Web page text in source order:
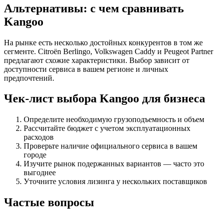
Альтернативы: с чем сравнивать
Kangoo
На рынке есть несколько достойных конкурентов в том же
сегменте. Citroën Berlingo, Volkswagen Caddy и Peugeot Partner
предлагают схожие характеристики. Выбор зависит от
доступности сервиса в вашем регионе и личных
предпочтений.
Чек-лист выбора Kangoo для бизнеса
Определите необходимую грузоподъемность и объем
Рассчитайте бюджет с учетом эксплуатационных
расходов
Проверьте наличие официального сервиса в вашем
городе
Изучите рынок подержанных вариантов — часто это
выгоднее
Уточните условия лизинга у нескольких поставщиков
Частые вопросы